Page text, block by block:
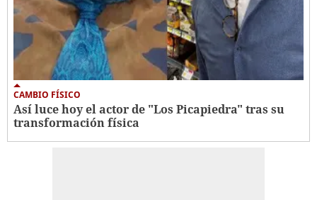
CAMBIO FÍSICO
Así luce hoy el actor de "Los Picapiedra" tras su
transformación física